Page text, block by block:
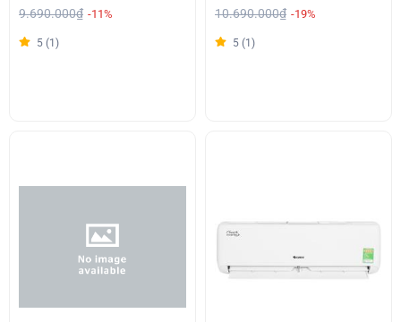
9.690.000₫ -11%
5 (1)
10.690.000₫ -19%
5 (1)